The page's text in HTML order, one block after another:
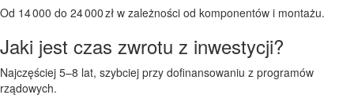
Od 14 000 do 24 000 zł w zależności od komponentów i montażu.
Jaki jest czas zwrotu z inwestycji?
Najczęściej 5–8 lat, szybciej przy dofinansowaniu z programów
rządowych.